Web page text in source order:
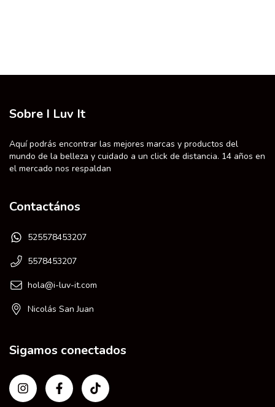
Sobre I Luv It
Aquí podrás encontrar las mejores marcas y productos del
mundo de la belleza y cuidado a un click de distancia. 14 años en
el mercado nos respaldan
Contactános
525578453207
5578453207
hola@i-luv-it.com
Nicolás San Juan
Sigamos conectados